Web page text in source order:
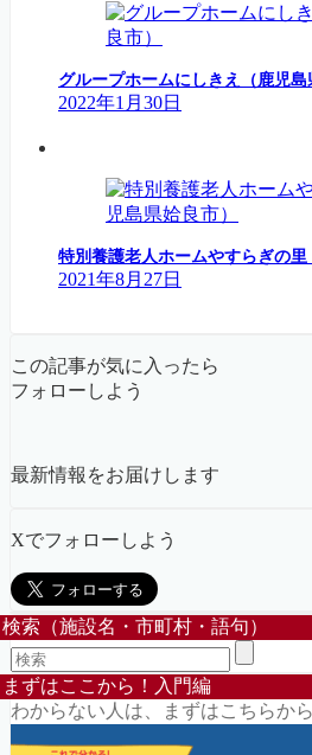
グループホームにしきえ（鹿児島
2022年1月30日
特別養護老人ホームやすらぎの里
2021年8月27日
この記事が気に入ったら
フォローしよう
最新情報をお届けします
Xでフォローしよう
検索（施設名・市町村・語句）
まずはここから！入門編
わからない人は、まずはこちらから